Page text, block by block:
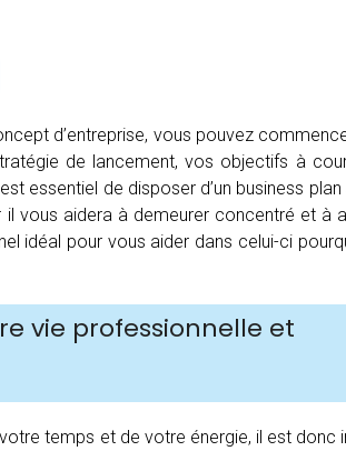
d’entreprise, vous pouvez
de lancement, vos objectifs à
essentiel de disposer d’un business
il vous aidera à demeurer concentré et à
idéal pour vous aider dans celui-ci
vie professionnelle et
temps et de votre énergie, il est donc